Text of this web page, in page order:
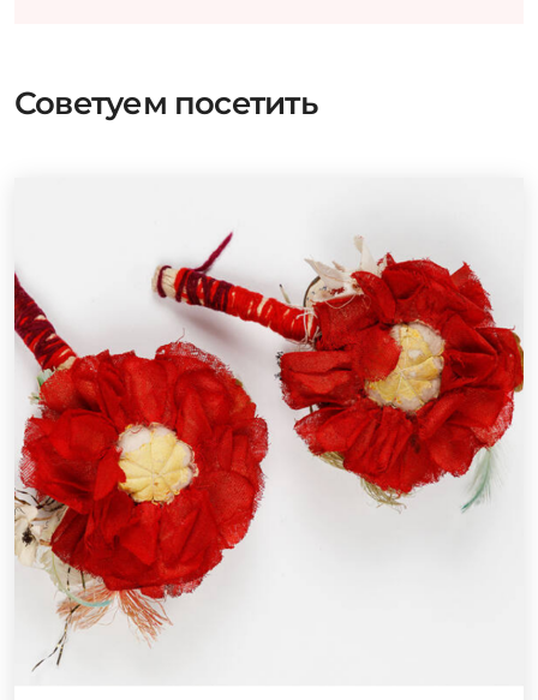
Советуем посетить